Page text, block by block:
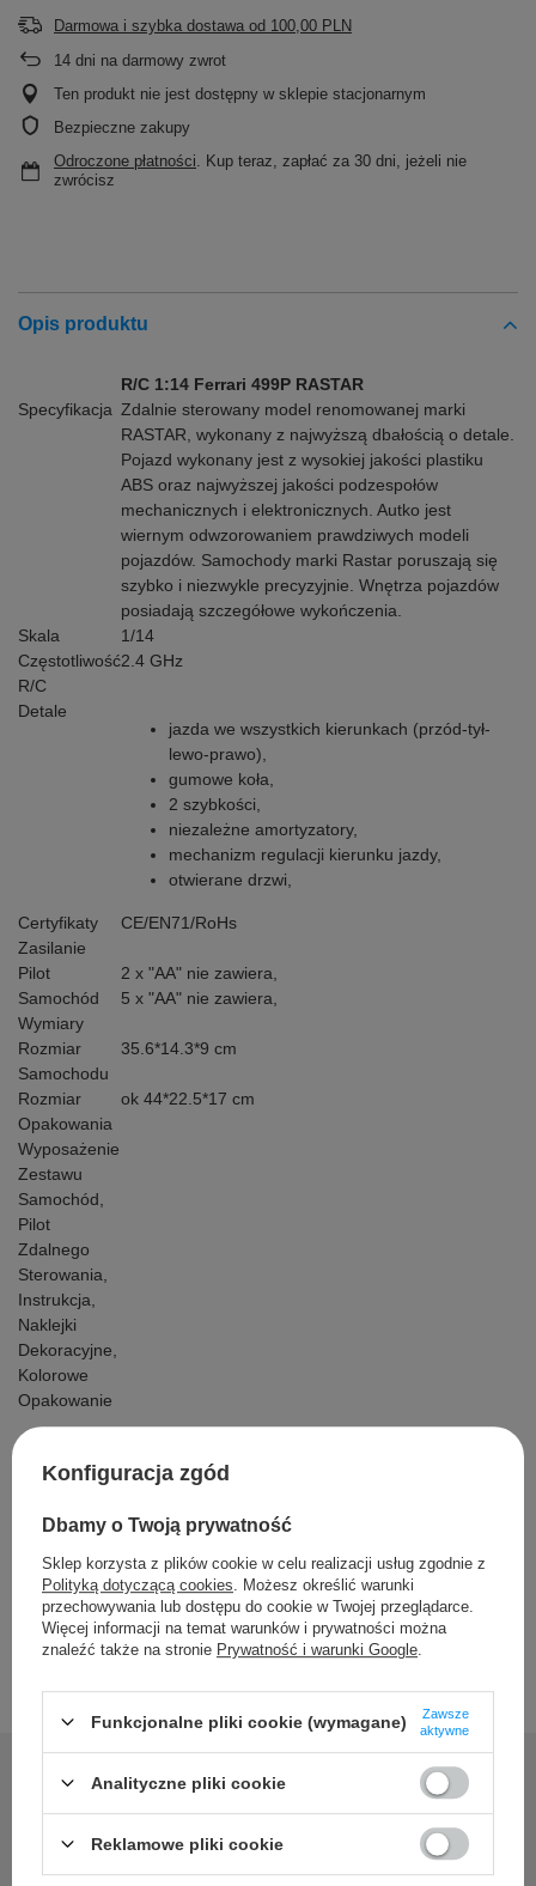
Darmowa i szybka dostawa od 100,00 PLN
14 dni na darmowy zwrot
Ten produkt nie jest dostępny w sklepie stacjonarnym
Bezpieczne zakupy
Odroczone płatności. Kup teraz, zapłać za 30 dni, jeżeli nie
zwrócisz
Opis produktu
R/C 1:14 Ferrari 499P RASTAR
Specyfikacja Zdalnie sterowany model renomowanej marki
RASTAR, wykonany z najwyższą dbałością o detale.
Pojazd wykonany jest z wysokiej jakości plastiku
ABS oraz najwyższej jakości podzespołów
mechanicznych i elektronicznych. Autko jest
wiernym odwzorowaniem prawdziwych modeli
pojazdów. Samochody marki Rastar poruszają się
szybko i niezwykle precyzyjnie. Wnętrza pojazdów
posiadają szczegółowe wykończenia.
Skala
1/14
Częstotliwość
R/C
2.4 GHz
Detale
jazda we wszystkich kierunkach (przód-tył-
lewo-prawo),
gumowe koła,
2 szybkości,
niezależne amortyzatory,
mechanizm regulacji kierunku jazdy,
otwierane drzwi,
Certyfikaty
CE/EN71/RoHs
Zasilanie
Pilot
2 x "AA" nie zawiera,
Samochód
5 x "AA" nie zawiera,
Wymiary
Rozmiar
Samochodu
35.6*14.3*9 cm
Rozmiar
Opakowania
ok 44*22.5*17 cm
Wyposażenie
Zestawu
Samochód,
Pilot
Zdalnego
Sterowania,
Instrukcja,
Naklejki
Dekoracyjne,
Kolorowe
Opakowanie
Szczegółowe dane
Potrzebujesz pomocy? Masz
pytania?
Konfiguracja zgód
Dbamy o Twoją prywatność
Sklep korzysta z plików cookie w celu realizacji usług zgodnie z
Polityką dotyczącą cookies . Możesz określić warunki
przechowywania lub dostępu do cookie w Twojej przeglądarce.
Więcej informacji na temat warunków i prywatności można
znaleźć także na stronie Prywatność i warunki Google
Funkcjonalne pliki cookie (wymagane)
Zawsze
aktywne
Analityczne pliki cookie
Reklamowe pliki cookie